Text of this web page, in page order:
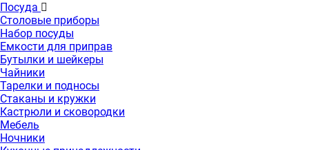
Посуда
Столовые приборы
Набор посуды
Емкости для приправ
Бутылки и шейкеры
Чайники
Тарелки и подносы
Стаканы и кружки
Кастрюли и сковородки
Мебель
Ночники